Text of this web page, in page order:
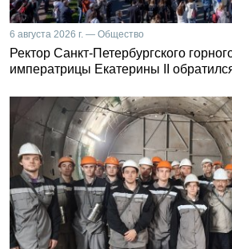
6 августа 2026 г. — Общество
Ректор Санкт-Петербургского
императрицы Екатерины II